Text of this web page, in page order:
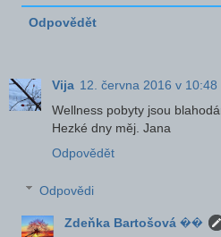
Odpovědět
Vija 12. června 2016 v 10:48
Wellness pobyty jsou
Hezké dny měj. Jana
Odpovědět
Odpovědi
Zdeňka Bartošová ��